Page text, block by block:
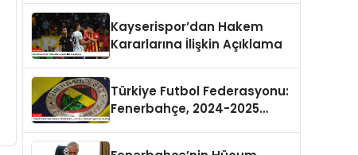
Kayserispor’dan Hakem
Kararlarına İlişkin Açıklama
Türkiye Futbol Federasyonu:
Fenerbahçe, 2024-2025